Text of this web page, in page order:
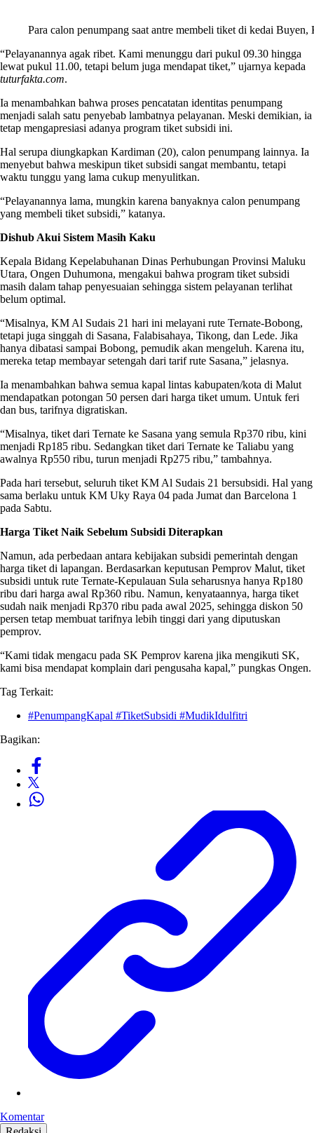
Para calon penumpang saat antre membeli tiket di kedai
“Pelayanannya agak ribet. Kami menunggu dari pukul 09.30 hingga
lewat pukul 11.00, tetapi belum juga mendapat tiket,” ujarnya kepada
tuturfakta.com.
Ia menambahkan bahwa proses pencatatan identitas penumpang
menjadi salah satu penyebab lambatnya pelayanan. Meski demikian, ia
tetap mengapresiasi adanya program tiket subsidi ini.
Hal serupa diungkapkan Kardiman (20), calon penumpang lainnya. Ia
menyebut bahwa meskipun tiket subsidi sangat membantu, tetapi
waktu tunggu yang lama cukup menyulitkan.
“Pelayanannya lama, mungkin karena banyaknya calon penumpang
yang membeli tiket subsidi,” katanya.
Dishub Akui Sistem Masih Kaku
Kepala Bidang Kepelabuhanan Dinas Perhubungan Provinsi Maluku
Utara, Ongen Duhumona, mengakui bahwa program tiket subsidi
masih dalam tahap penyesuaian sehingga sistem pelayanan terlihat
belum optimal.
“Misalnya, KM Al Sudais 21 hari ini melayani rute Ternate-Bobong,
tetapi juga singgah di Sasana, Falabisahaya, Tikong, dan Lede. Jika
hanya dibatasi sampai Bobong, pemudik akan mengeluh. Karena itu,
mereka tetap membayar setengah dari tarif rute Sasana,” jelasnya.
Ia menambahkan bahwa semua kapal lintas kabupaten/kota di Malut
mendapatkan potongan 50 persen dari harga tiket umum. Untuk feri
dan bus, tarifnya digratiskan.
“Misalnya, tiket dari Ternate ke Sasana yang semula Rp370 ribu, kini
menjadi Rp185 ribu. Sedangkan tiket dari Ternate ke Taliabu yang
awalnya Rp550 ribu, turun menjadi Rp275 ribu,” tambahnya.
Pada hari tersebut, seluruh tiket KM Al Sudais 21 bersubsidi. Hal yang
sama berlaku untuk KM Uky Raya 04 pada Jumat dan Barcelona 1
pada Sabtu.
Harga Tiket Naik Sebelum Subsidi Diterapkan
Namun, ada perbedaan antara kebijakan subsidi pemerintah dengan
harga tiket di lapangan. Berdasarkan keputusan Pemprov Malut, tiket
subsidi untuk rute Ternate-Kepulauan Sula seharusnya hanya Rp180
ribu dari harga awal Rp360 ribu. Namun, kenyataannya, harga tiket
sudah naik menjadi Rp370 ribu pada awal 2025, sehingga diskon 50
persen tetap membuat tarifnya lebih tinggi dari yang diputuskan
pemprov.
“Kami tidak mengacu pada SK Pemprov karena jika mengikuti SK,
kami bisa mendapat komplain dari pengusaha kapal,” pungkas Ongen.
Tag Terkait:
#PenumpangKapal #TiketSubsidi #MudikIdulfitri
Bagikan:
Komentar